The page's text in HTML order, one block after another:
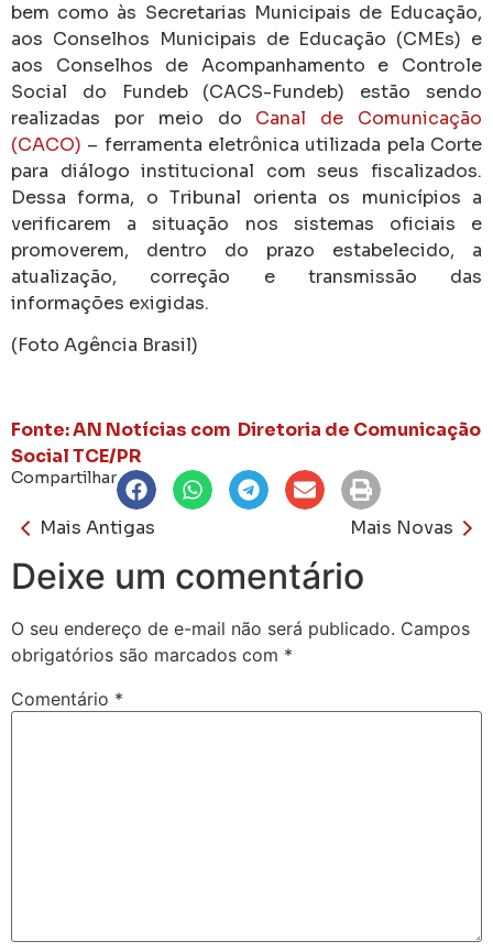
bem como às Secretarias Municipais de Educação,
aos Conselhos Municipais de Educação (CMEs) e
aos Conselhos de Acompanhamento e Controle
Social do Fundeb (CACS-Fundeb) estão sendo
realizadas por meio do Canal de Comunicação
(CACO) – ferramenta eletrônica utilizada pela Corte
para diálogo institucional com seus fiscalizados.
Dessa forma, o Tribunal orienta os municípios a
verificarem a situação nos sistemas oficiais e
promoverem, dentro do prazo estabelecido, a
atualização, correção e transmissão das
informações exigidas.
(Foto Agência Brasil)
Fonte: AN Notícias com Diretoria de Comunicação
Social TCE/PR
Compartilhar
Mais Antigas Mais Novas
Deixe um comentário
O seu endereço de e-mail não será publicado. Campos
obrigatórios são marcados com *
Comentário *